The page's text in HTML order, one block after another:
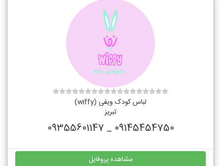
لباس کودک ویفی (wiffy)
تبریز
09145454750 _ 09355601147
مشاهده پروفایل